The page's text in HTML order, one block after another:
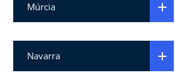
Múrcia
Navarra